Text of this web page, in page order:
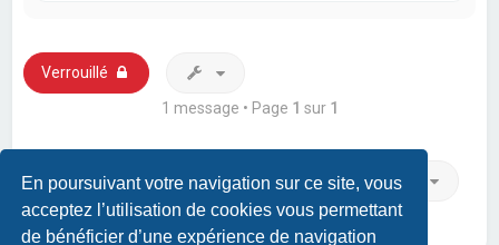
En poursuivant votre navigation sur ce site, vous
acceptez l’utilisation de cookies vous permettant
de bénéficier d’une expérience de navigation
Verrouillé
1 message • Page 1 sur 1
Aller